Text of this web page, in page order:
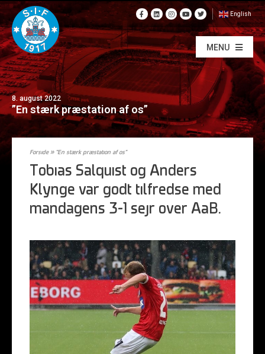
English
MENU
8. august 2022
”En stærk præstation af os”
Forside» ”En stærk præstation af os”
Tobias Salquist og Anders
Klynge var godt tilfredse med
mandagens 3-1 sejr over AaB.